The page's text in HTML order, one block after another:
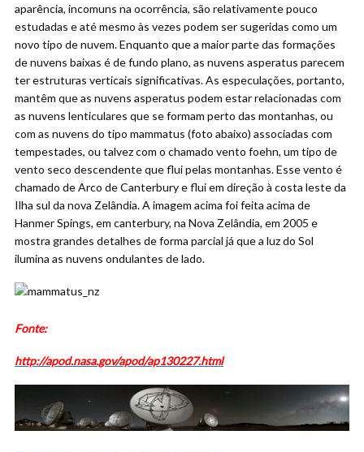
aparência, incomuns na ocorrência, são relativamente pouco
estudadas e até mesmo às vezes podem ser sugeridas como um
novo tipo de nuvem. Enquanto que a maior parte das formações
de nuvens baixas é de fundo plano, as nuvens asperatus parecem
ter estruturas verticais significativas. As especulações, portanto,
mantêm que as nuvens asperatus podem estar relacionadas com
as nuvens lenticulares que se formam perto das montanhas, ou
com as nuvens do tipo mammatus (foto abaixo) associadas com
tempestades, ou talvez com o chamado vento foehn, um tipo de
vento seco descendente que flui pelas montanhas. Esse vento é
chamado de Arco de Canterbury e flui em direção à costa leste da
Ilha sul da nova Zelândia. A imagem acima foi feita acima de
Hanmer Spings, em canterbury, na Nova Zelândia, em 2005 e
mostra grandes detalhes de forma parcial já que a luz do Sol
ilumina as nuvens ondulantes de lado.
Fonte:
http://apod.nasa.gov/apod/ap130227.html